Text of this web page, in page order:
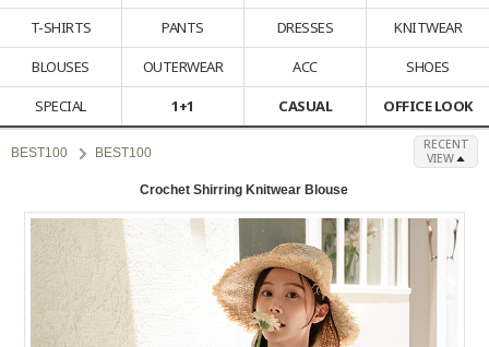
T-SHIRTS
PANTS DRESSES
KNITWEAR
BLOUSES
OUTERWEAR ACC
SHOES
SPECIAL
1+1 CASUAL OFFICE LOOK
BEST100 BEST100
RECENT
VIEW
Crochet Shirring Knitwear Blouse